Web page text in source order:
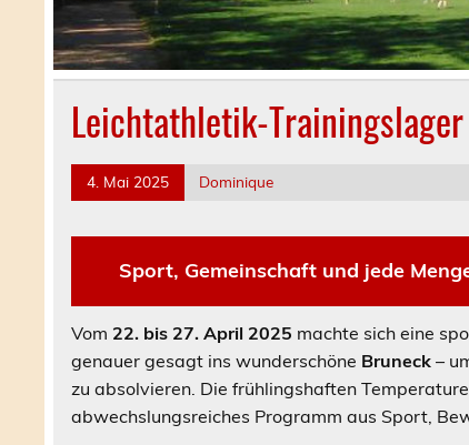
Leichtathletik-
4. Mai 2025 Dominique
Sport, Gemeinschaft und jede
Vom 22. bis 27. April 2025 machte sich eine
genauer gesagt ins wunderschöne Bruneck –
zu absolvieren. Die frühlingshaften
abwechslungsreiches Programm aus Sport,